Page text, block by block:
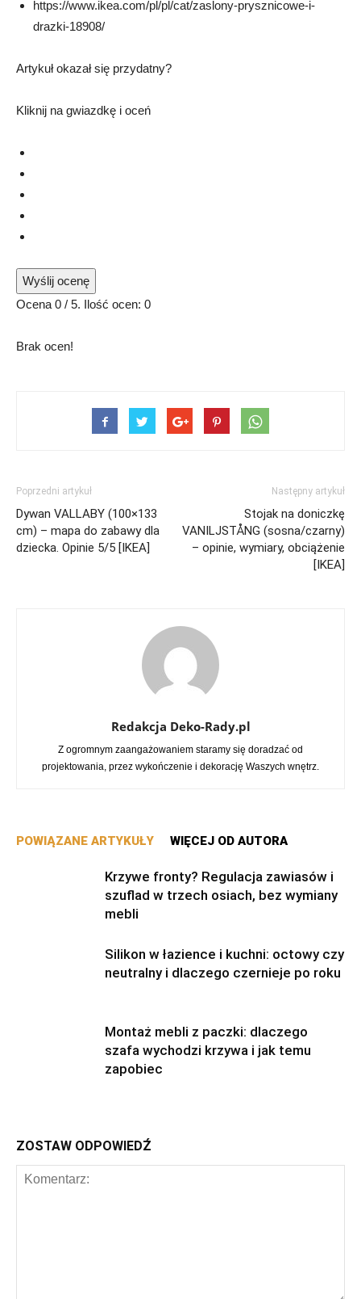
https://www.ikea.com/pl/pl/cat/zaslony-prysznicowe-i-
drazki-18908/
Artykuł okazał się przydatny?
Kliknij na gwiazdkę i oceń
Wyślij ocenę
Ocena 0 / 5. Ilość ocen: 0
Brak ocen!
Poprzedni artykuł
Dywan VALLABY (100×133
cm) – mapa do zabawy dla
dziecka. Opinie 5/5 [IKEA]
Następny artykuł
Stojak na doniczkę
VANILJSTÅNG (sosna/czarny)
– opinie, wymiary, obciążenie
[IKEA]
Redakcja Deko-Rady.pl
Z ogromnym zaangażowaniem staramy się doradzać od
projektowania, przez wykończenie i dekorację Waszych wnętrz.
POWIĄZANE ARTYKUŁY WIĘCEJ OD AUTORA
Krzywe fronty? Regulacja zawiasów i
szuflad w trzech osiach, bez wymiany
mebli
Silikon w łazience i kuchni: octowy czy
neutralny i dlaczego czernieje po roku
Montaż mebli z paczki: dlaczego
szafa wychodzi krzywa i jak temu
zapobiec
ZOSTAW ODPOWIEDŹ